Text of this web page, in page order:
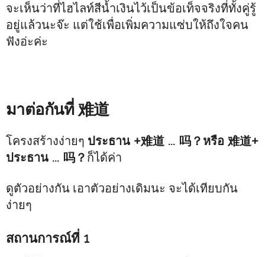
จะเห็นว่าที่ไฮไลท์สีน้ำเงินไว้เป็นข้อเท็จจริงที่ทั้งคู่รู้
อยู่แล้วนะจ๊ะ แต่ใช้เพื่อเพิ่มความแซ่บให้ถึงใจคน
ฟังอ่ะค่ะ
มาต่อกันที่ 难道
โครงสร้างง่ายๆ ประธาน +难道 … 吗？หรือ 难道+
ประธาน … 吗？ ก็ได้ค่า
ดูตัวอย่างกัน เอาตัวอย่างเดิมนะ จะได้เทียบกัน
ง่ายๆ
สถานการณ์ที่ 1